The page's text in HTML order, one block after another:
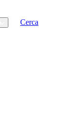
Cerca